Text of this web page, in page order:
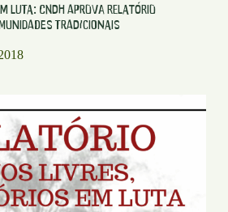
Luta: CNDH aprova relatório
tradicionais